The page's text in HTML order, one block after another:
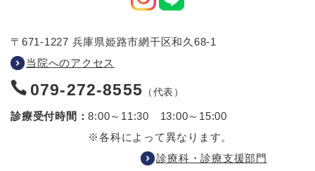
〒671-1227 兵庫県姫路市網干区和久68-1
当院へのアクセス
079-272-8555 （代表）
診療受付時間：8:00～11:30 13:00～15:00
※各科によって異なります。
診療科・診療支援部門